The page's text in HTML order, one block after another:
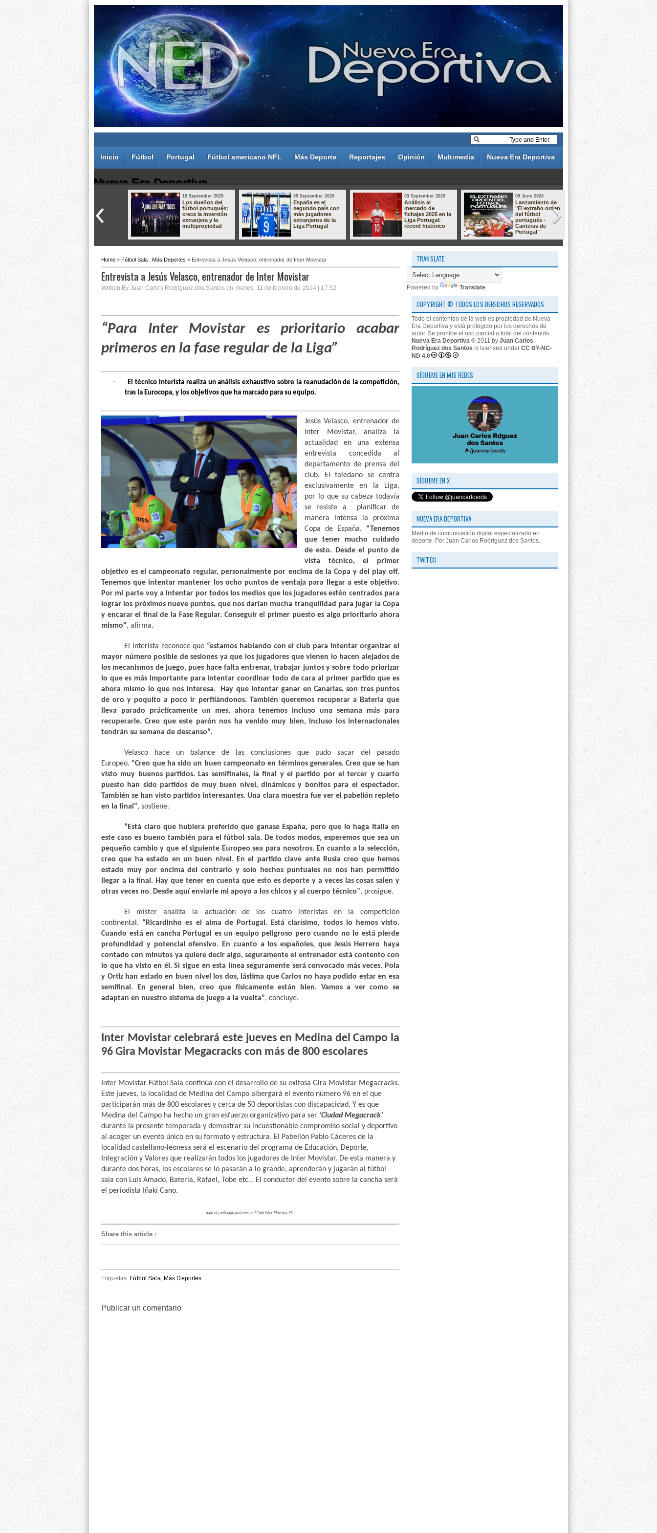
Inicio Fútbol Portugal Fútbol americano NFL Más Deporte Reportajes Opinión Multimedia Nueva Era Deportiva
Nueva Era Deportiva
Juan Carlos Rodríguez dos Santos
19 September 2025
Los dueños del
fútbol portugués:
crece la inversión
extranjera y la
multipropiedad
05 September 2025
España es el
segundo país con
más jugadores
extranjeros de la
Liga Portugal
03 September 2025
Análisis al
mercado de
fichajes 2025 en la
Liga Portugal:
récord histórico
09 June 2024
Lanzamiento de
"El extraño orden
del fútbol
portugués -
Canteras de
Portugal"
19 May 2024
Análisis de
Liga
23/24:
Home » Fútbol Sala Más Deportes » Entrevista a Jesús Velasco, entrenador de Inter Movistar
Entrevista a Jesús Velasco, entrenador de Inter Movistar
Written By Juan Carlos Rodríguez dos Santos on martes, 11 de febrero de 2014 | 17:52
“Para Inter Movistar es prioritario acabar
primeros en la fase regular de la Liga”
·
El técnico interista realiza un análisis exhaustivo sobre la reanudación de la competición,
tras la Eurocopa, y los objetivos que ha marcado para su equipo.
Jesús Velasco, entrenador de
Inter Movistar, analiza
la
actualidad
en una extensa
entrevista concedida al
departamento de prensa del
club. El toledano se centra
exclusivamente en la Liga,
por lo que su cabeza todavía
se resiste a planificar de
manera intensa la próxima
Copa de España. “Tenemos
que tener mucho cuidado
de esto. Desdeel punto de
vista técnico, el primer
objetivo es el campeonato regular, personalmente por encima de la Copa y del play off.
Tenemos que intentar mantener los ocho puntos de ventaja para llegar a este objetivo.
Por mi parte voy a intentar por todos los medios que los jugadores estén centrados para
lograr los próximos nueve puntos, que nos darían mucha tranquilidad para jugar la Copa
y encarar el final de la Fase Regular. Conseguir el primer puesto es algo prioritario ahora
mismo”, afirma.
El interista reconoce que “estamos hablando con el club para intentar organizarel
mayor número posible de sesiones ya que los jugadores que vienen lo hacen alejados de
los mecanismos de juego, pues hace falta entrenar, trabajar juntos y sobre todo priorizar
lo que es más importante para intentar coordinar todo de cara al primer partido que es
ahora mismo lo que nos interesa. Hay que intentar ganar en Canarias, son tres puntos
de oro y poquito a poco ir perfilándonos. También queremos recuperar a Bateria que
lleva parado prácticamente un mes, ahora tenemos incluso una semana más para
recuperarle. Creo que este parón nos ha venido muy bien, incluso los internacionales
tendrán su semana de descanso”.
Velasco hace un balance de las conclusiones que pudo sacar del pasado
Europeo. “Creo que ha sido un buen campeonato en términos generales. Creo que se han
visto muy buenos partidos. Las semifinales, la final y el partido por el tercer y cuarto
puesto han sido partidos de muy buen nivel, dinámicos y bonitos para el espectador.
También se han visto partidos interesantes. Una clara muestra fue ver el pabellón repleto
en la final”, sostiene.
“Está claro que hubiera preferido que ganase España, pero que lo haga Italia en
este caso es bueno también para el fútbol sala. De todos modos, esperemos que sea un
pequeño cambio y que el siguiente Europeo sea para nosotros. En cuanto a la selección,
creo que ha estado en un buen nivel. En el partido clave ante Rusia creo que hemos
estado muy por encima del contrario y solo hechos puntuales no nos han permitido
llegar a la final . Hay que tener en cuenta que esto es deporte y a veces las cosas salen y
otras veces no. Desde aquí enviarle mi apoyo a los chicos y al cuerpo técnico”, prosigue.
El míster analiza la actuación de los cuatro interistas en la competición
continental. “Ricardinho es el alma de Portugal. Está clarísimo, todos lo hemos visto.
Cuando está en cancha Portugal es un equipo peligroso pero cuando no lo está pierde
profundidad y potencial ofensivo. En cuanto a los españoles, que Jesús Herrero haya
contadocon minutos ya quiere decir algo, seguramente el entrenador está contento con
lo que ha visto en él. Si sigue en esta línea seguramente será convocado más veces. Pola
y Ortiz han estado en buen nivel los dos, lástima que Carlos no haya podido estar en esa
semifinal. En general bien, creo que físicamente están bien. Vamos a ver como se
adaptan en nuestro sistema de juego a la vuelta”, concluye.
Inter Movistar celebrará este juevesen Medina del Campo la
96 Gira Movistar Megacracks con más de 800 escolares
Inter Movistar Fútbol Sala continúa con el desarrollo de su exitosa Gira Movistar Megacracks.
Este jueves, la localidad de Medina del Campo albergará el evento número 96 en el que
participarán más de 800 escolares y cerca de 50 deportistas con discapacidad. Y es que
Medina del Campo ha hecho un gran esfuerzo organizativo para ser ‘Ciudad Megacrack’
durante la presente temporada y demostrar su incuestionable compromiso social y deportivo
al acoger un evento único en su formato y estructura. El Pabellón Pablo Cáceres de la
localidad castellano-leonesa será el escenario del programa de Educación, Deporte,
Integración y Valores que realizarán todos los jugadores de Inter Movistar. De esta manera y
durante dos horas, los escolares se lo pasarán a lo grande, aprenderán y jugarán al fútbol
sala con Luis Amado, Bateria, Rafael, Tobe etc… El conductor del evento sobre la cancha será
el periodista Iñaki Cano.
Todo el contenido pertenece al Club Inter Movistar FS.
Share this article :
Etiquetas: Fútbol Sala, Más Deportes
Publicar un comentario
TRANSLATE
Powered by Translate
COPYRIGHT © TODOS LOS DERECHOS RESERVADOS
Todo el contenido de la web es propiedad de Nueva
Era Deportiva y está protegido por los derechos de
autor. Se prohíbe el uso parcial o total del contenido.
Nueva Era Deportiva © 2011 by Juan Carlos
Rodríguez dos Santos is licensed under CC BY-NC-
ND 4.0
SÍGUEME EN MIS REDES
SÍGUEME EN X
NUEVA ERA DEPORTIVA
Medio de comunicación digital especializado en
deporte. Por Juan Carlos Rodríguez dos Santos.
TWITCH